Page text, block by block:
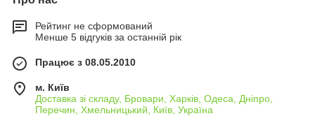
Рейтинг не сформований
Менше 5 відгуків за останній рік
Працює з 08.05.2010
м. Київ
Доставка зі складу, Бровари, Харків, Одеса, Дніпро,
Перечин, Хмельницький, Київ, Україна